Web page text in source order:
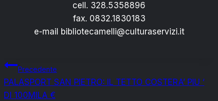
cell. 328.5358896
fax. 0832.1830183
e-mail bibliotecamelli@culturaservizi.it
Navigazione
articoli
Precedente
PALASPORT SAN PIETRO: IL TETTO COSTERA’ PIU ‘
DI 100MILA €